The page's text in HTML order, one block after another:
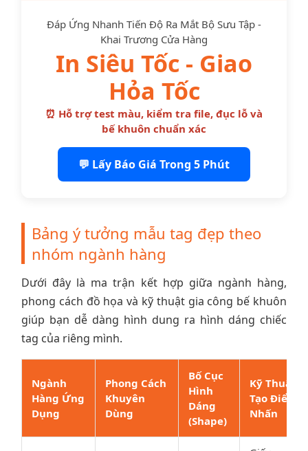
Đáp Ứng Nhanh Tiến Độ Ra Mắt Bộ Sưu Tập -
Khai Trương Cửa Hàng
In Siêu Tốc - Giao
Hỏa Tốc
⏰ Hỗ trợ test màu, kiểm tra file, đục lỗ và
bế khuôn chuẩn xác
💬 Lấy Báo Giá Trong 5 Phút
Bảng ý tưởng mẫu tag đẹp theo
nhóm ngành hàng
Dưới đây là ma trận kết hợp giữa ngành hàng,
phong cách đồ họa và kỹ thuật gia công bế khuôn
giúp bạn dễ dàng hình dung ra hình dáng chiếc
tag của riêng mình.
Ngành
Hàng Ứng
Dụng
Phong Cách
Khuyên
Dùng
Bố Cục
Hình
Dáng
(Shape)
Kỹ Thuật
Tạo Điểm
Nhấn